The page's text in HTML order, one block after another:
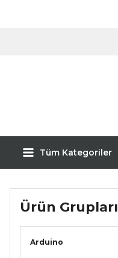
Tüm Kategoriler
Ürün Grupları
Arduino